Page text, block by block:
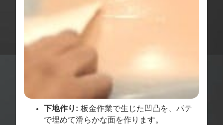
下地作り: 板金作業で生じた凹凸を、パテ
で埋めて滑らかな面を作ります。